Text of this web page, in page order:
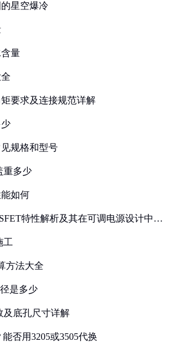
星空爆冷
量
要求及连接规范详解
规格和型号
重多少
如何
特性解析及其在可调电源设计中的
工
方法大全
是多少
及底孔尺寸详解
否用3205或3505代换